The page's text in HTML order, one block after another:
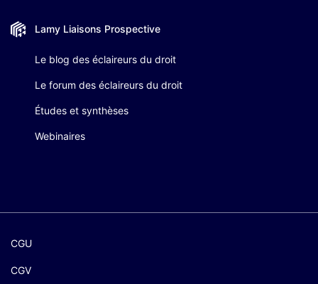
Lamy Liaisons Prospective
Le blog des éclaireurs du droit
Le forum des éclaireurs du droit
Études et synthèses
Webinaires
CGU
CGV